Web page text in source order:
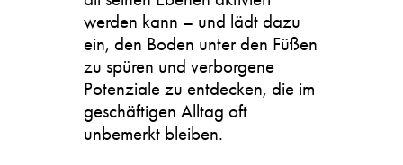
werden kann – und lädt dazu
ein, den Boden unter den Füßen
zu spüren und verborgene
Potenziale zu entdecken, die im
geschäftigen Alltag oft
unbemerkt bleiben.